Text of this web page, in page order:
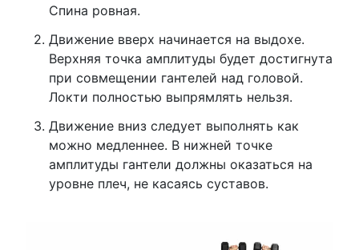
Спина ровная.
Движение вверх начинается на выдохе.
Верхняя точка амплитуды будет достигнута
при совмещении гантелей над головой.
Локти полностью выпрямлять нельзя.
Движение вниз следует выполнять как
можно медленнее. В нижней точке
амплитуды гантели должны оказаться на
уровне плеч, не касаясь суставов.